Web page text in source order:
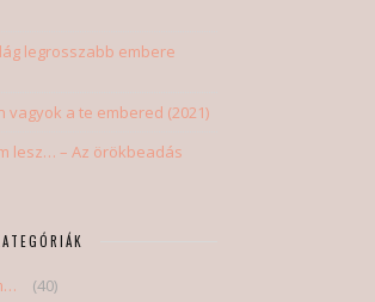
legrosszabb embere
vagyok a te embered (2021)
lesz… – Az örökbeadás
(40)